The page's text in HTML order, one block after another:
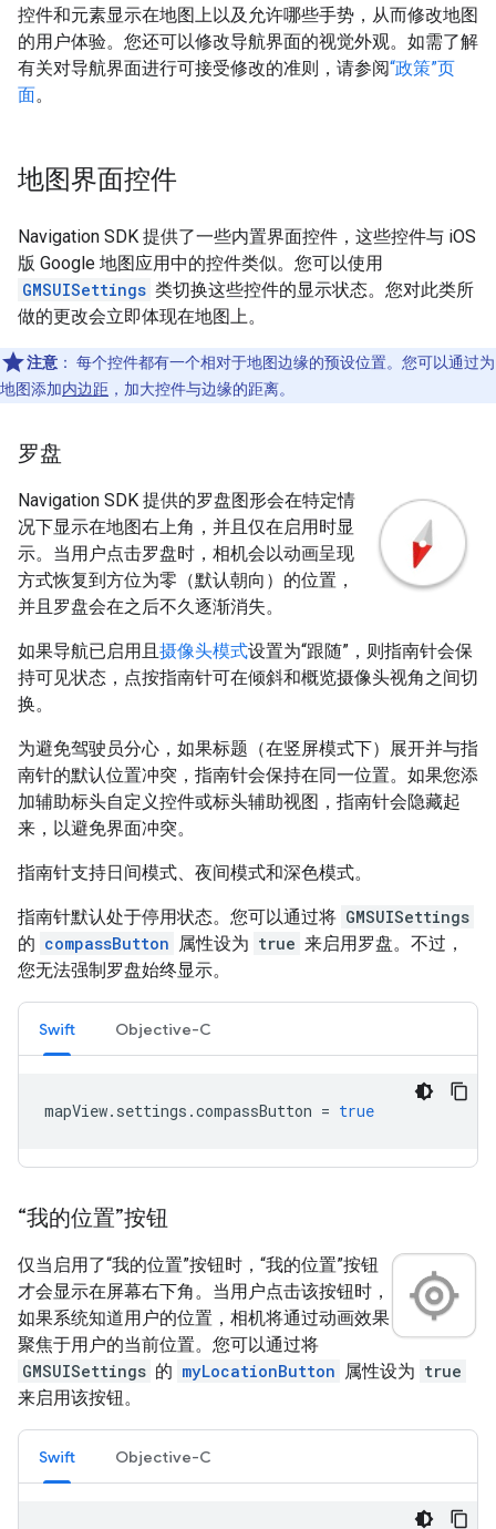
控件和元素显示在地图上以及允许哪些手势，从而修改地图
的用户体验。您还可以修改导航界面的视觉外观。如需了解
有关对导航界面进行可接受修改的准则，请参阅“政策”页
面。
地图界面控件
Navigation SDK 提供了一些内置界面控件，这些控件与 iOS
版 Google 地图应用中的控件类似。您可以使用
GMSUISettings 类切换这些控件的显示状态。您对此类所
做的更改会立即体现在地图上。
注意 ： 每个控件都有一个相对于地图边缘的预设位置。您可以通过为
地图添加内边距 ，加大控件与边缘的距离。
罗盘
Navigation SDK 提供的罗盘图形会在特定情
况下显示在地图右上角，并且仅在启用时显
示。当用户点击罗盘时，相机会以动画呈现
方式恢复到方位为零（默认朝向）的位置，
并且罗盘会在之后不久逐渐消失。
如果导航已启用且 摄像头模式设置为“跟随”，则指南针会保
持可见状态，点按指南针可在倾斜和概览摄像头视角之间切
换。
为避免驾驶员分心，如果标题（在竖屏模式下）展开并与指
南针的默认位置冲突，指南针会保持在同一位置。如果您添
加辅助标头自定义控件或标头辅助视图，指南针会隐藏起
来，以避免界面冲突。
指南针支持日间模式、夜间模式和深色模式。
指南针默认处于停用状态。您可以通过将 GMSUISettings
的 compassButton 属性设为 true 来启用罗盘。不过，
您无法强制罗盘始终显示。
Swift Objective-C
mapView. settings .compassButton = true
“我的位置”按钮
仅当启用了“我的位置”按钮时，“我的位置”按钮
才会显示在屏幕右下角。 当用户点击该按钮时，
如果系统知道用户的位置，相机将通过动画效果
聚焦于用户的当前位置。您可以通过将
GMSUISettings 的 myLocationButton 属性设为 true
来启用该按钮。
Swift Objective-C